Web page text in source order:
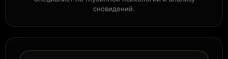
сновидений.